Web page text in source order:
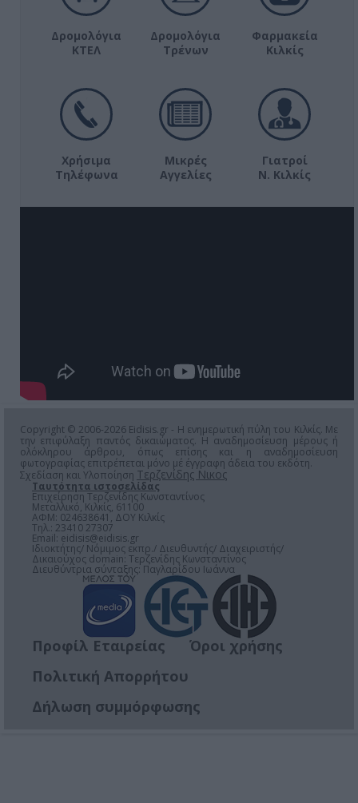
Δρομολόγια
ΚΤΕΛ
Δρομολόγια
Τρένων
Φαρμακεία
Κιλκίς
Χρήσιμα
Τηλέφωνα
Μικρές
Αγγελίες
Γιατροί
Ν. Κιλκίς
Copyright © 2006-2026 Eidisis.gr - Η ενημερωτική πύλη του Κιλκίς. Με
την επιφύλαξη παντός δικαιώματος. Η αναδημοσίευση μέρους ή
ολόκληρου άρθρου, όπως επίσης και η αναδημοσίευση
φωτογραφίας επιτρέπεται μόνο μέ έγγραφη άδεια του εκδότη.
Σχεδίαση και Υλοποίηση Τερζενίδης Νικος
Ταυτότητα ιστοσελίδας
Επιχείρηση Τερζενίδης Κωνσταντίνος
Μεταλλικό, Κιλκίς, 61100
ΑΦΜ: 024638641, ΔΟΥ Κιλκίς
Τηλ.: 23410 27307
Email: eidisis@eidisis.gr
Ιδιοκτήτης/ Νόμιμος εκπρ./ Διευθυντής/ Διαχειριστής/
Δικαιούχος domain: Τερζενίδης Κωνσταντίνος
Διευθύντρια σύνταξης: Παγλαρίδου Ιωάννα
Προφίλ Εταιρείας
Όροι χρήσης
Πολιτική Απορρήτου
Δήλωση συμμόρφωσης